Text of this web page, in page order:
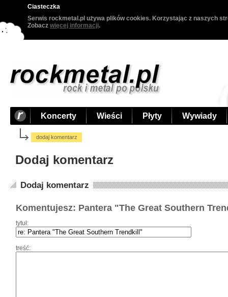
Ciasteczka
Serwis rockmetal.pl używa plików cookies. Korzystając z naszych
Zobacz więcej informacji.
Koncerty Wieści Płyty Wywiady
dodaj komentarz
Dodaj komentarz
Dodaj komentarz
Komentujesz: Pantera "The Great Southern
tytuł:
treść: